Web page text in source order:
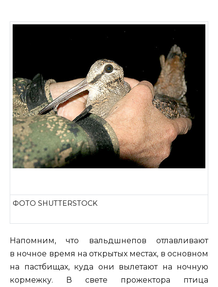
ФОТО SHUTTERSTOCK
Напомним, что вальдшнепов отлавливают
в ночное время на открытых местах, в основном
на пастбищах, куда они вылетают на ночную
кормежку. В свете прожектора птица